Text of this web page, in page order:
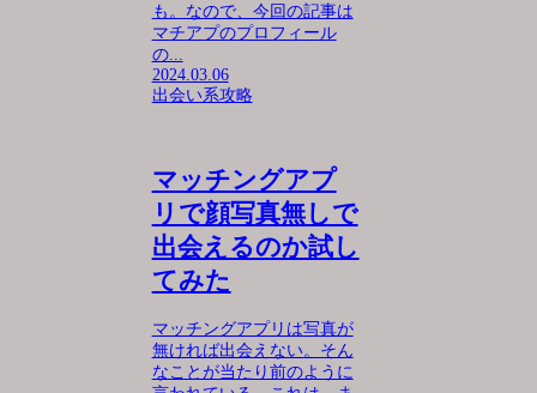
も。なので、今回の記事は
マチアプのプロフィール
の...
2024.03.06
出会い系攻略
マッチングアプ
リで顔写真無しで
出会えるのか試し
てみた
マッチングアプリは写真が
無ければ出会えない。そん
なことが当たり前のように